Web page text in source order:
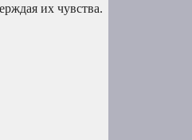
их чувства.